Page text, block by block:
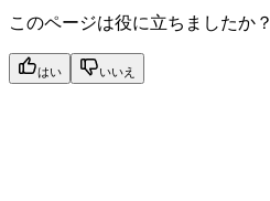
このページは役に立ちましたか？
はい いいえ